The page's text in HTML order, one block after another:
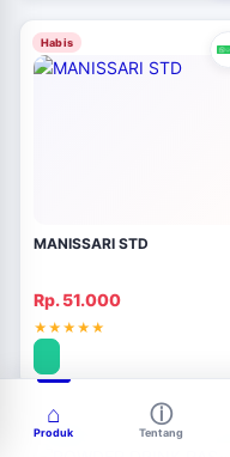
Habis
MANISSARI STD
Rp. 51.000
Tersedia
Produk Tentang